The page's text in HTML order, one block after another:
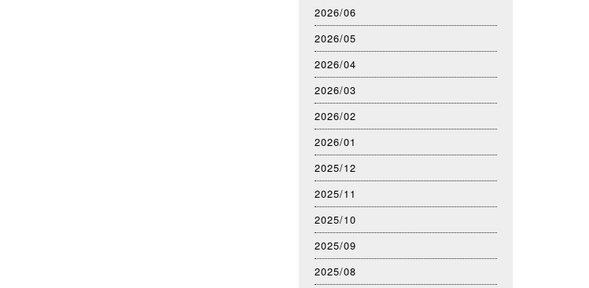
2026/06
2026/05
2026/04
2026/03
2026/02
2026/01
2025/12
2025/11
2025/10
2025/09
2025/08